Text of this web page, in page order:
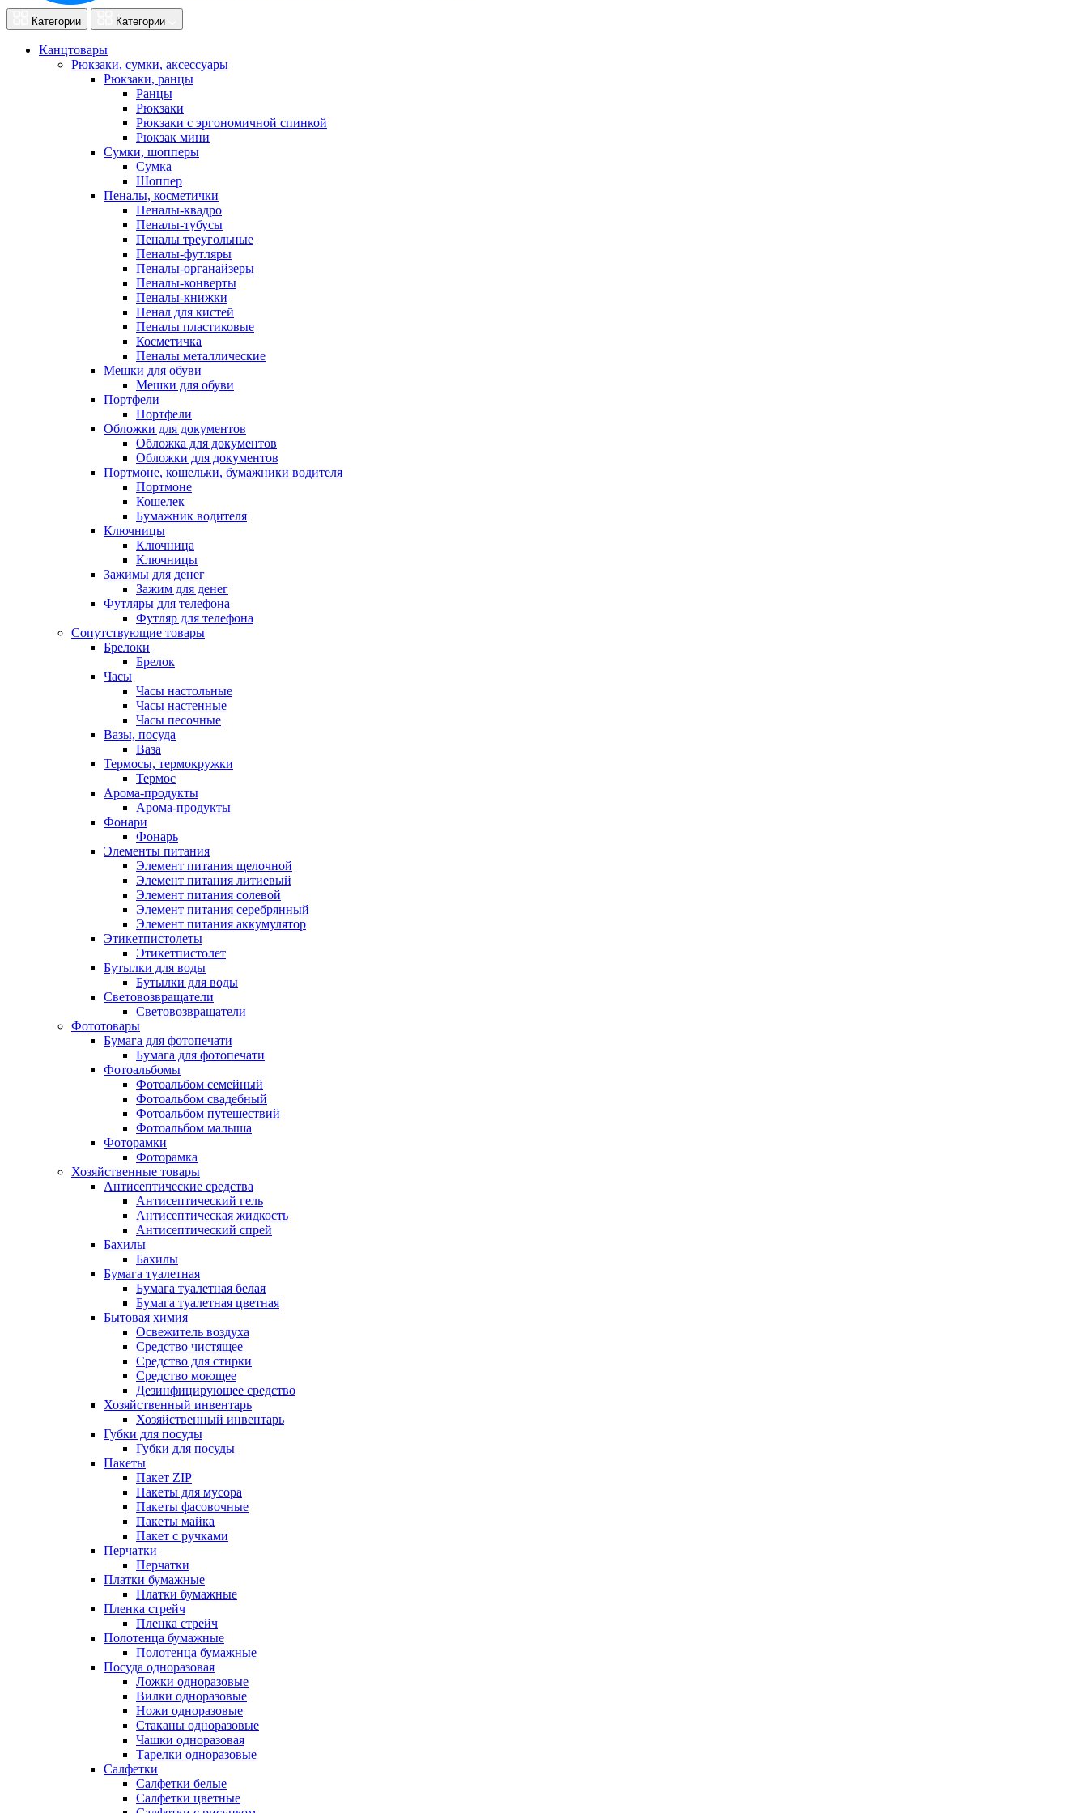
Категории Категории
Канцтовары
Рюкзаки, сумки, аксессуары
Рюкзаки, ранцы
Ранцы
Рюкзаки
Рюкзаки с эргономичной спинкой
Рюкзак мини
Сумки, шопперы
Сумка
Шоппер
Пеналы, косметички
Пеналы-квадро
Пеналы-тубусы
Пеналы треугольные
Пеналы-футляры
Пеналы-органайзеры
Пеналы-конверты
Пеналы-книжки
Пенал для кистей
Пеналы пластиковые
Косметичка
Пеналы металлические
Мешки для обуви
Мешки для обуви
Портфели
Портфели
Обложки для документов
Обложка для документов
Обложки для документов
Портмоне, кошельки, бумажники водителя
Портмоне
Кошелек
Бумажник водителя
Ключницы
Ключница
Ключницы
Зажимы для денег
Зажим для денег
Футляры для телефона
Футляр для телефона
Сопутствующие товары
Брелоки
Брелок
Часы
Часы настольные
Часы настенные
Часы песочные
Вазы, посуда
Ваза
Термосы, термокружки
Термос
Арома-продукты
Арома-продукты
Фонари
Фонарь
Элементы питания
Элемент питания щелочной
Элемент питания литиевый
Элемент питания солевой
Элемент питания серебрянный
Элемент питания аккумулятор
Этикетпистолеты
Этикетпистолет
Бутылки для воды
Бутылки для воды
Световозвращатели
Световозвращатели
Фототовары
Бумага для фотопечати
Бумага для фотопечати
Фотоальбомы
Фотоальбом семейный
Фотоальбом свадебный
Фотоальбом путешествий
Фотоальбом малыша
Фоторамки
Фоторамка
Хозяйственные товары
Антисептические средства
Антисептический гель
Антисептическая жидкость
Антисептический спрей
Бахилы
Бахилы
Бумага туалетная
Бумага туалетная белая
Бумага туалетная цветная
Бытовая химия
Освежитель воздуха
Средство чистящее
Средство для стирки
Средство моющее
Дезинфицирующее средство
Хозяйственный инвентарь
Хозяйственный инвентарь
Губки для посуды
Губки для посуды
Пакеты
Пакет ZIP
Пакеты для мусора
Пакеты фасовочные
Пакеты майка
Пакет с ручками
Перчатки
Перчатки
Платки бумажные
Платки бумажные
Пленка стрейч
Пленка стрейч
Полотенца бумажные
Полотенца бумажные
Посуда одноразовая
Ложки одноразовые
Вилки одноразовые
Ножи одноразовые
Стаканы одноразовые
Чашки одноразовая
Тарелки одноразовые
Салфетки
Салфетки белые
Салфетки цветные